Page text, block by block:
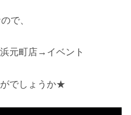
で、
元町店→イベント
でしょうか★